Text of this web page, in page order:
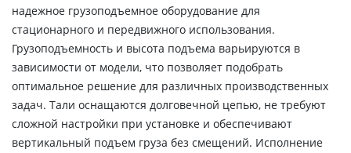
надежное грузоподъемное оборудование для
стационарного и передвижного использования.
Грузоподъемность и высота подъема варьируются в
зависимости от модели, что позволяет подобрать
оптимальное решение для различных производственных
задач. Тали оснащаются долговечной цепью, не требуют
сложной настройки при установке и обеспечивают
вертикальный подъем груза без смещений. Исполнение